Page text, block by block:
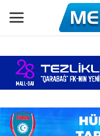
Əsas
Azərbaycan futbolu